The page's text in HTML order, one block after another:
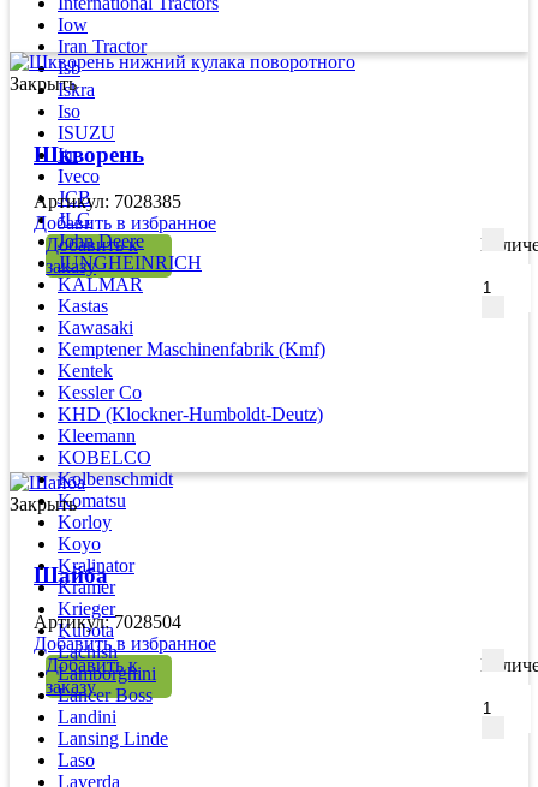
Iow
Iran Tractor
Isb
Iskra
Iso
ISUZU
Itn
Iveco
JCB
JLG
John Deere
JUNGHEINRICH
KALMAR
Kastas
Kawasaki
Kemptener Maschinenfabrik (Kmf)
Kentek
Kessler Co
KHD (Klockner-Humboldt-Deutz)
Kleemann
KOBELCO
Kolbenschmidt
Komatsu
Korloy
Koyo
Kralinator
Kramer
Krieger
Kubota
Lachish
Lamborghini
Lancer Boss
Landini
Lansing Linde
Laso
Laverda
Закрыть
Шкворень
Артикул: 7028385
Добавить в избранное
Добавить к
заказу
Закрыть
Шайба
Артикул: 7028504
Добавить в избранное
Добавить к
заказу